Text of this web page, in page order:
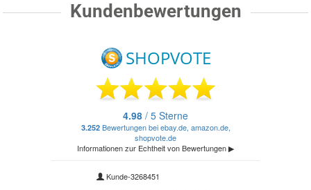
Kundenbewertungen